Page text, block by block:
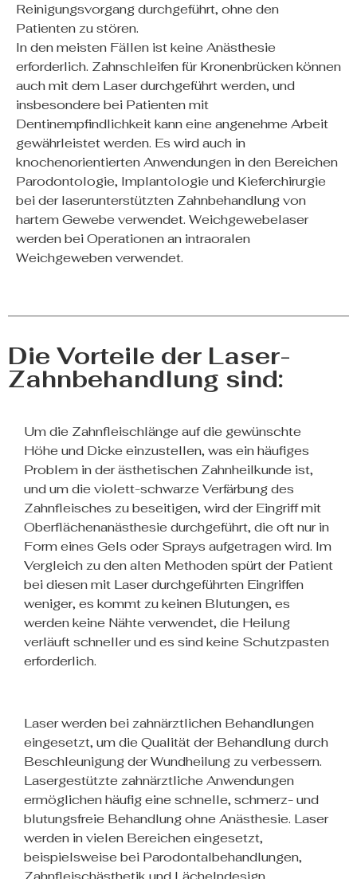
Reinigungsvorgang durchgeführt, ohne den
Patienten zu stören.
In den meisten Fällen ist keine Anästhesie
erforderlich. Zahnschleifen für Kronenbrücken können
auch mit dem Laser durchgeführt werden, und
insbesondere bei Patienten mit
Dentinempfindlichkeit kann eine angenehme Arbeit
gewährleistet werden. Es wird auch in
knochenorientierten Anwendungen in den Bereichen
Parodontologie, Implantologie und Kieferchirurgie
bei der laserunterstützten Zahnbehandlung von
hartem Gewebe verwendet. Weichgewebelaser
werden bei Operationen an intraoralen
Weichgeweben verwendet.
Die Vorteile der Laser-
Zahnbehandlung sind:
Um die Zahnfleischlänge auf die gewünschte
Höhe und Dicke einzustellen, was ein häufiges
Problem in der ästhetischen Zahnheilkunde ist,
und um die violett-schwarze Verfärbung des
Zahnfleisches zu beseitigen, wird der Eingriff mit
Oberflächenanästhesie durchgeführt, die oft nur in
Form eines Gels oder Sprays aufgetragen wird. Im
Vergleich zu den alten Methoden spürt der Patient
bei diesen mit Laser durchgeführten Eingriffen
weniger, es kommt zu keinen Blutungen, es
werden keine Nähte verwendet, die Heilung
verläuft schneller und es sind keine Schutzpasten
erforderlich.
Laser werden bei zahnärztlichen Behandlungen
eingesetzt, um die Qualität der Behandlung durch
Beschleunigung der Wundheilung zu verbessern.
Lasergestützte zahnärztliche Anwendungen
ermöglichen häufig eine schnelle, schmerz- und
blutungsfreie Behandlung ohne Anästhesie. Laser
werden in vielen Bereichen eingesetzt,
beispielsweise bei Parodontalbehandlungen,